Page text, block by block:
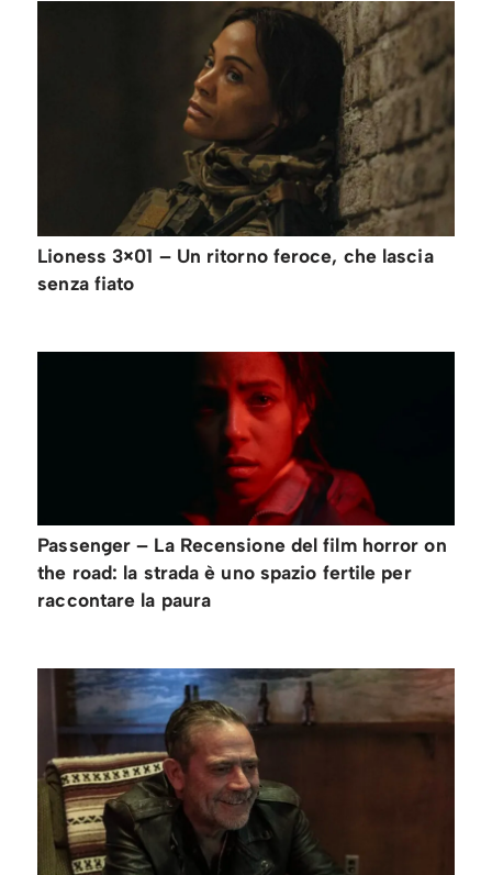
Lioness 3×01 – Un ritorno feroce, che lascia
senza fiato
Passenger – La Recensione del film horror on
the road: la strada è uno spazio fertile per
raccontare la paura